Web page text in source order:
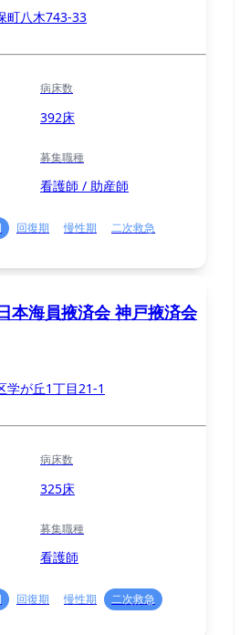
町八木743-33
病床数
392床
募集職種
看護師 / 助産師
回復期 慢性期
二次救急
本海員掖済会 神戸掖済会
学が丘1丁目21-1
病床数
325床
募集職種
看護師
回復期 慢性期
二次救急